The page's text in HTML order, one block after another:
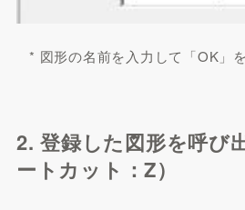
* 図形の名前を入力して「OK」
2. 登録した図形を呼び
ートカット：Z）